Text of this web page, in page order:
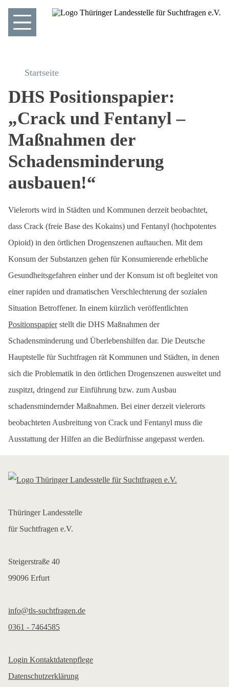
Startseite
DHS Positionspapier:
„Crack und Fentanyl –
Maßnahmen der
Schadensminderung
ausbauen!“
Vielerorts wird in Städten und Kommunen derzeit beobachtet,
dass Crack (freie Base des Kokains) und Fentanyl (hochpotentes
Opioid) in den örtlichen Drogenszenen auftauchen. Mit dem
Konsum der Substanzen gehen für Konsumierende erhebliche
Gesundheitsgefahren einher und der Konsum ist oft begleitet von
einer rapiden und dramatischen Verschlechterung der sozialen
Situation Betroffener. In einem kürzlich veröffentlichten
Positionspapierstellt die DHS Maßnahmen der
Schadensminderung und Überlebenshilfen dar. Die Deutsche
Hauptstelle für Suchtfragen rät Kommunen und Städten, in denen
sich die Problematik in den örtlichen Drogenszenen ausweitet und
zuspitzt, dringend zur Einführung bzw. zum Ausbau
schadensmindernder Maßnahmen. Bei einer derzeit vielerorts
beobachteten Ausbreitung von Crack und Fentanyl muss die
Ausstattung der Hilfen an die Bedürfnisse angepasst werden.
Thüringer Landesstelle
für Suchtfragen e.V.
Steigerstraße 40
99096 Erfurt
info@tls-suchtfragen.de
0361 - 7464585
Login Kontaktdatenpflege
Datenschutzerklärung